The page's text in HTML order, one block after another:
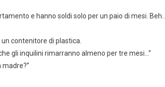
e hanno soldi solo per un paio di mesi.
un contenitore di plastica.
gli inquilini rimarranno almeno per tre mesi…”
madre?”